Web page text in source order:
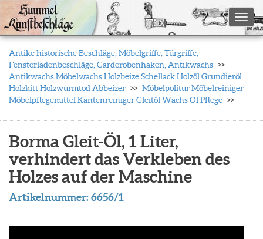
Antike historische Beschläge, Möbelgriffe, Türgriffe,
Fensterladenbeschläge, Garderobenhaken, Antikwachs
Antikwachs Möbelwachs Holzbeize Schellack Holzöl Grundieröl
Holzkitt Holzwurmtod Abbeizer
Möbelpolitur Möbelreiniger
Möbelpflegemittel Kantenreiniger Gleitöl Wachs Öl Pflege
Borma Gleit-Öl, 1 Liter,
verhindert das Verkleben des
Holzes auf der Maschine
Artikelnummer:6656/1